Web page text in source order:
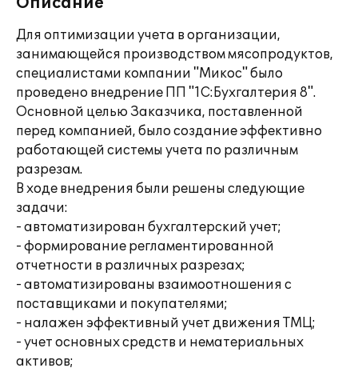
Для оптимизации учета в организации,
занимающейся производством мясопродуктов,
специалистами компании "Микос" было
проведено внедрение ПП "1С:Бухгалтерия 8".
Основной целью Заказчика, поставленной
перед компанией, было создание эффективно
работающей системы учета по различным
разрезам.
В ходе внедрения были решены следующие
задачи:
- автоматизирован бухгалтерский учет;
- формирование регламентированной
отчетности в различных разрезах;
- автоматизированы взаимоотношения с
поставщиками и покупателями;
- налажен эффективный учет движения ТМЦ;
- учет основных средств и нематериальных
активов;